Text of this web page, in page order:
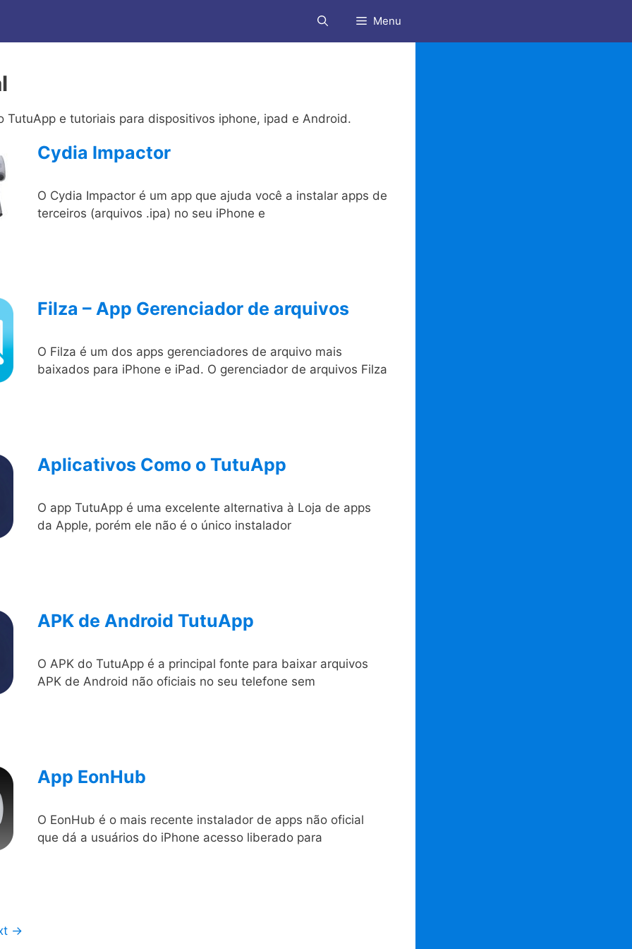
Menu
TutuApp e tutoriais para dispositivos iphone, ipad e Android.
Cydia Impactor
O Cydia Impactor é um app que ajuda você a instalar apps de
terceiros (arquivos .ipa) no seu iPhone e
Filza – App Gerenciador de arquivos
O Filza é um dos apps gerenciadores de arquivo mais
baixados para iPhone e iPad. O gerenciador de arquivos Filza
Aplicativos Como o TutuApp
O app TutuApp é uma excelente alternativa à Loja de apps
da Apple, porém ele não é o único instalador
APK de Android TutuApp
O APK do TutuApp é a principal fonte para baixar arquivos
APK de Android não oficiais no seu telefone sem
App EonHub
O EonHub é o mais recente instalador de apps não oficial
que dá a usuários do iPhone acesso liberado para
→